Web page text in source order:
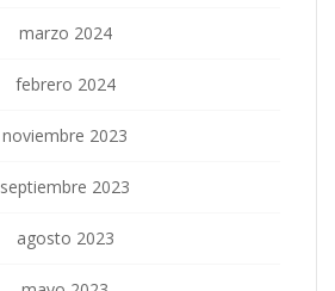
marzo 2024
febrero 2024
noviembre 2023
septiembre 2023
agosto 2023